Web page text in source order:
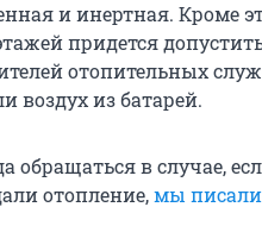
и инертная. Кроме
придется
отопительных
воздух из батарей.
обращаться в случае,
отопление,мы писали